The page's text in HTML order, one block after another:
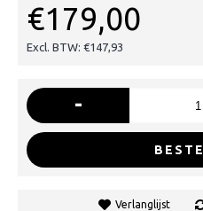
€179,00
Excl. BTW: €147,93
-
Verlanglijst